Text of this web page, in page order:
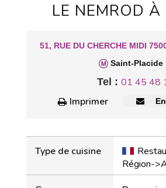
LE NEMROD À
51, RUE DU CHERCHE MIDI
Saint-Placide
Tel : 01 45 48
Imprimer
Type de cuisine
Région-